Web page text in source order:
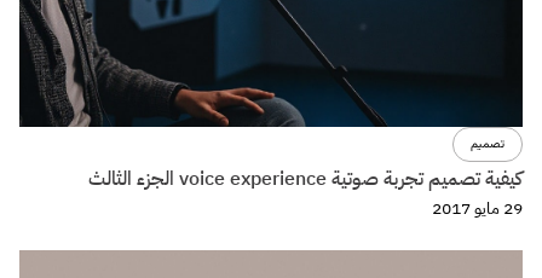
تصميم
كيفية تصميم تجربة صوتية voice experience الجزء الثالث
29 مايو 2017